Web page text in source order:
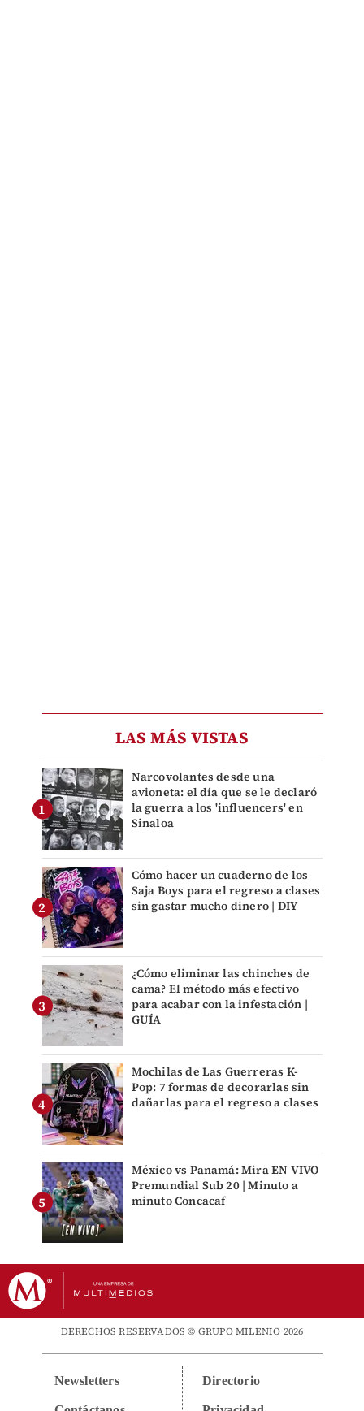
LAS MÁS VISTAS
Narcovolantes desde una
avioneta: el día que se le declaró
la guerra a los 'influencers' en
Sinaloa
Cómo hacer un cuaderno de los
Saja Boys para el regreso a clases
sin gastar mucho dinero | DIY
¿Cómo eliminar las chinches de
cama? El método más efectivo
para acabar con la infestación |
GUÍA
Mochilas de Las Guerreras K-
Pop: 7 formas de decorarlas sin
dañarlas para el regreso a clases
México vs Panamá: Mira EN VIVO
Premundial Sub 20 | Minuto a
minuto Concacaf
DERECHOS RESERVADOS © GRUPO MILENIO 2026
Newsletters Directorio